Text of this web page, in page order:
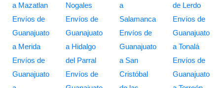
a Mazatlan
Envíos de
Guanajuato
a Merida
Envíos de
Guanajuato
Nogales
Envíos de
Guanajuato
a Hidalgo
del Parral
Envíos de
a
Salamanca
Envíos de
Guanajuato
a San
Cristóbal
de Lerdo
Envíos de
Guanajuato
a Tonalá
Envíos de
Guanajuato